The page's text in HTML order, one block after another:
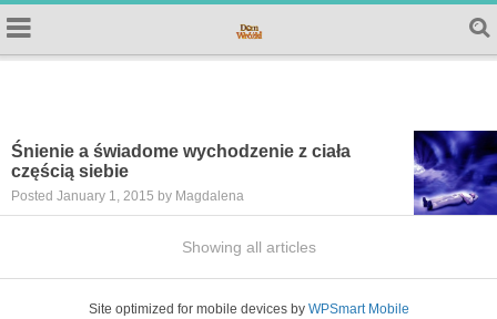
Śnienie a świadome wychodzenie z ciała
częścią siebie
Posted January 1, 2015 by Magdalena
Showing all articles
Site optimized for mobile devices by WPSmart Mobile